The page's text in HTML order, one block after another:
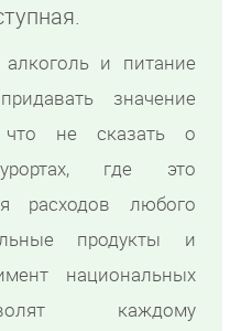
и питание
значение
что не сказать о
где это
расходов любого
продукты и
национальных
каждому